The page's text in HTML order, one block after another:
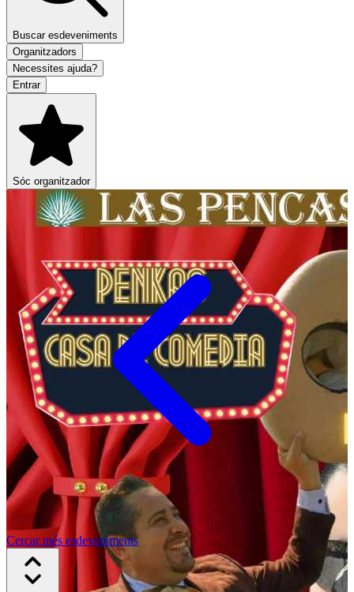
Buscar esdeveniments
Organitzadors
Necessites ajuda?
Entrar
Sóc organitzador
Cercar més esdeveniments